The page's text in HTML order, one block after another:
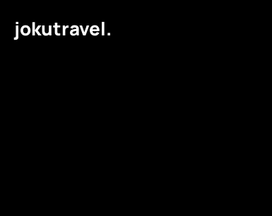
jokutravel.